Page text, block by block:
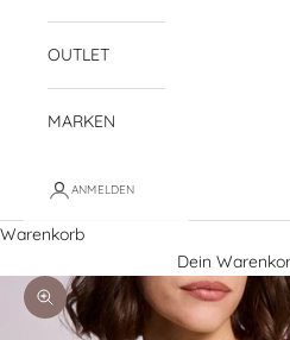
OUTLET
MARKEN
ANMELDEN
Warenkorb
Dein
Bild vergrößern